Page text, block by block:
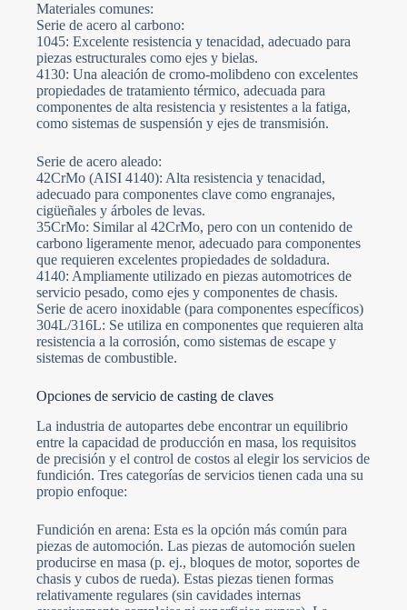
Materiales comunes:
Serie de acero al carbono:
1045: Excelente resistencia y tenacidad, adecuado para
piezas estructurales como ejes y bielas.
4130: Una aleación de cromo-molibdeno con excelentes
propiedades de tratamiento térmico, adecuada para
componentes de alta resistencia y resistentes a la fatiga,
como sistemas de suspensión y ejes de transmisión.
Serie de acero aleado:
42CrMo (AISI 4140): Alta resistencia y tenacidad,
adecuado para componentes clave como engranajes,
cigüeñales y árboles de levas.
35CrMo: Similar al 42CrMo, pero con un contenido de
carbono ligeramente menor, adecuado para componentes
que requieren excelentes propiedades de soldadura.
4140: Ampliamente utilizado en piezas automotrices de
servicio pesado, como ejes y componentes de chasis.
Serie de acero inoxidable (para componentes específicos)
304L/316L: Se utiliza en componentes que requieren alta
resistencia a la corrosión, como sistemas de escape y
sistemas de combustible.
Opciones de servicio de casting de claves
La industria de autopartes debe encontrar un equilibrio
entre la capacidad de producción en masa, los requisitos
de precisión y el control de costos al elegir los servicios de
fundición. Tres categorías de servicios tienen cada una su
propio enfoque:
Fundición en arena: Esta es la opción más común para
piezas de automoción. Las piezas de automoción suelen
producirse en masa (p. ej., bloques de motor, soportes de
chasis y cubos de rueda). Estas piezas tienen formas
relativamente regulares (sin cavidades internas